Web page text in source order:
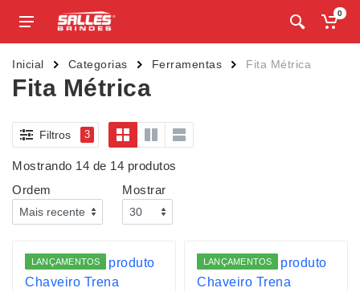
0
Inicial Categorias Ferramentas Fita Métrica
Fita Métrica
Filtros 3
Mostrando 14 de 14 produtos
Ordem
Mostrar
LANÇAMENTOS LANÇAMENTOS